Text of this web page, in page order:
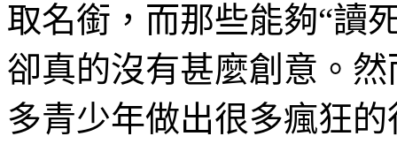
取名銜，而那些能夠“讀
卻真的沒有甚麼創意。
多青少年做出很多瘋狂